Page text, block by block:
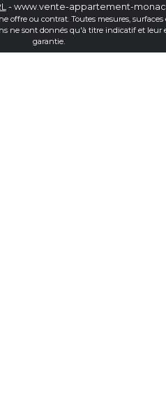
- www.vente-appartement-
offre ou contrat. Toutes mesures, surfaces
ne sont donnés qu'à titre indicatif et leur
garantie.